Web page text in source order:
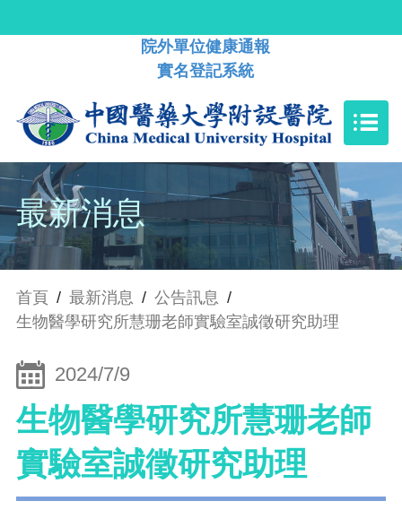
院外單位健康通報
實名登記系統
最新消息
首頁 / 最新消息 / 公告訊息 /
生物醫學研究所慧珊老師實驗室誠徵研究助理
2024/7/9
生物醫學研究所慧珊老師
實驗室誠徵研究助理